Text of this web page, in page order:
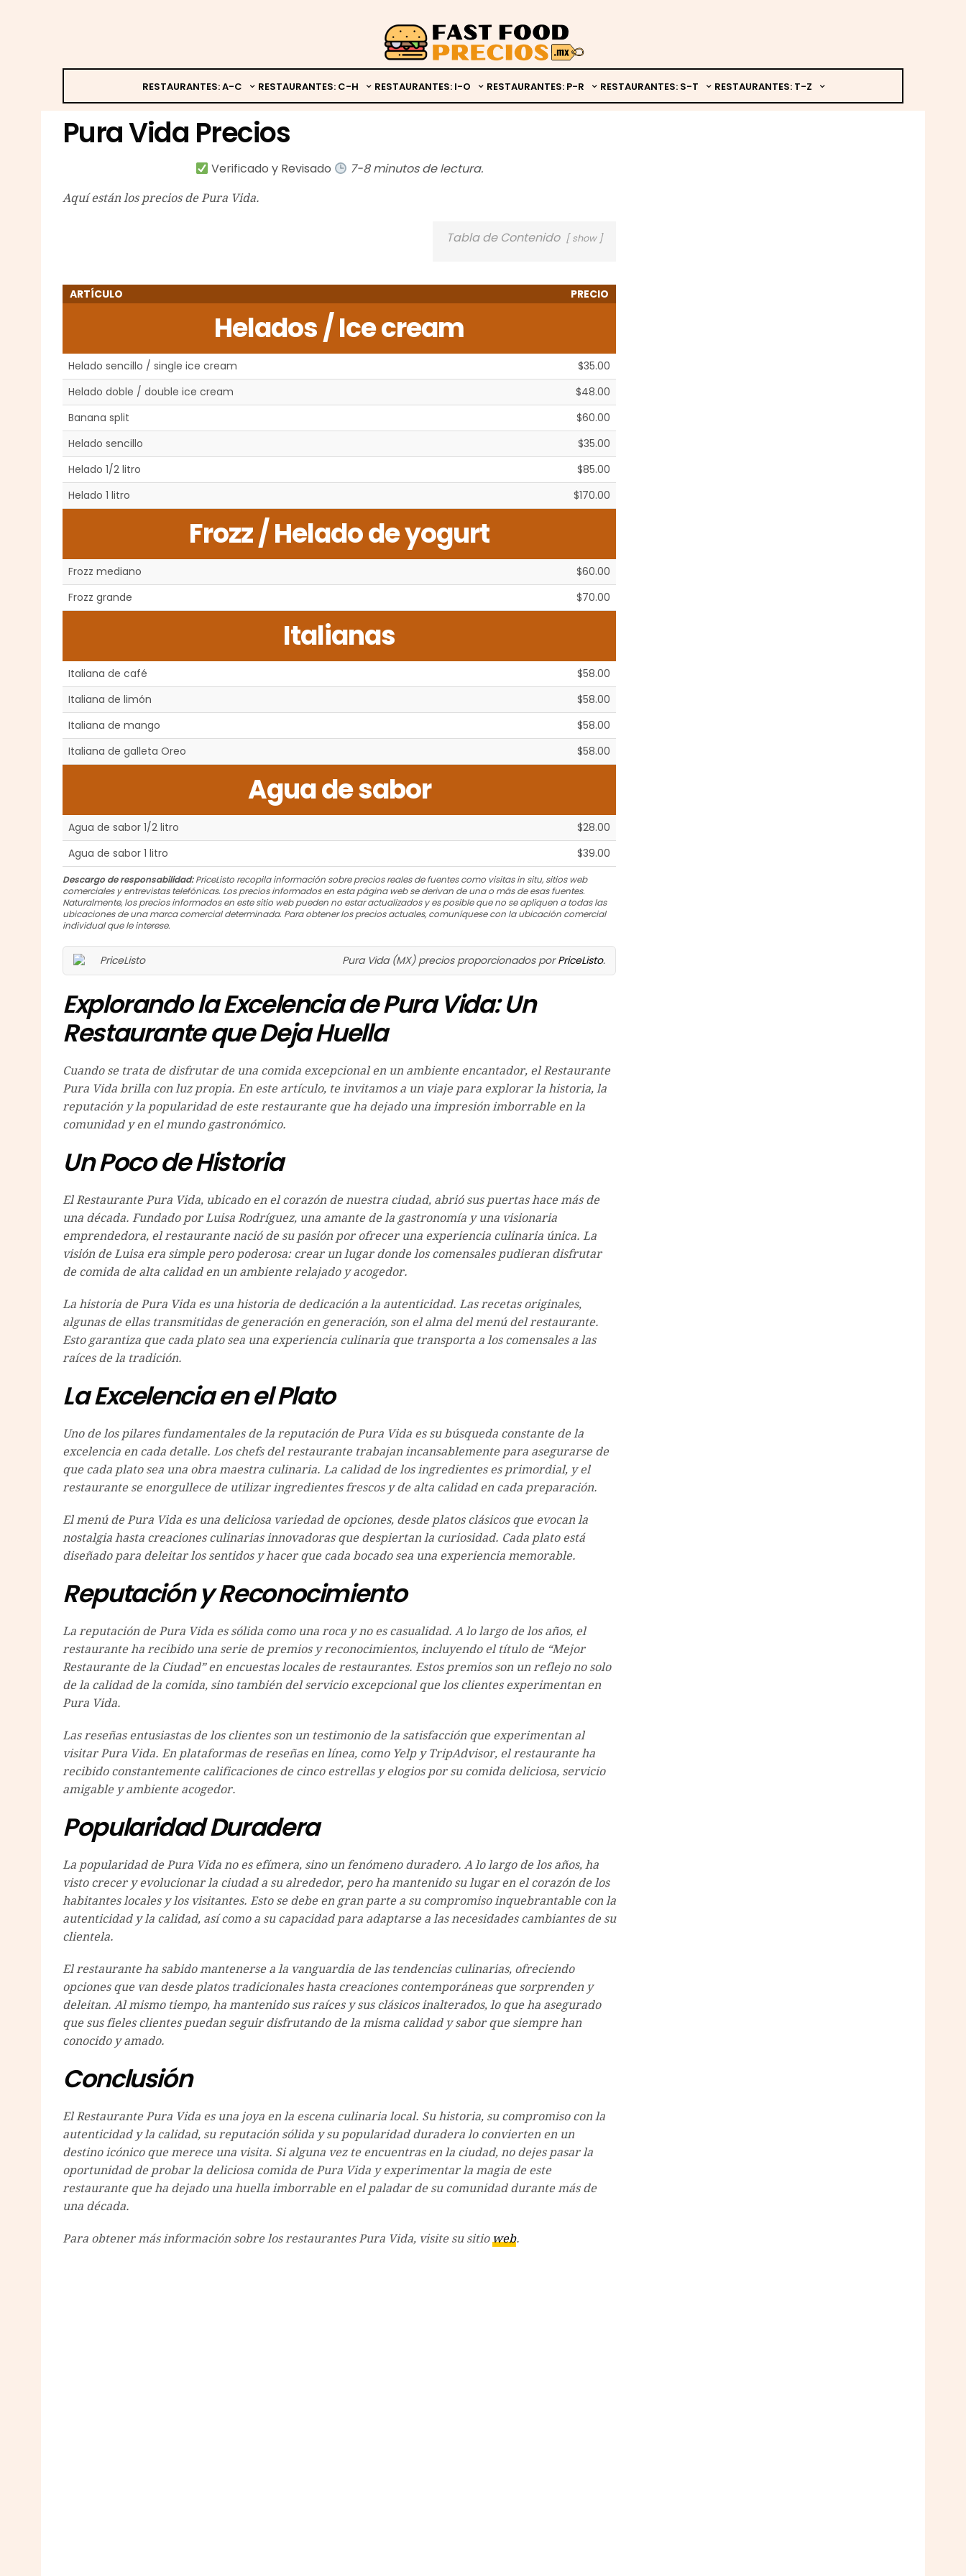
RESTAURANTES: A-C RESTAURANTES: C-H RESTAURANTES: I-O RESTAURANTES: P-R RESTAURANTES: S-T RESTAURANTES: T-Z
Pura Vida Precios
Verificado y Revisado 7-8 minutos de lectura.
Aquí están los precios de Pura Vida.
Tabla de Contenido show
ARTÍCULO PRECIO
Helados / Ice cream
Helado sencillo / single ice cream
$35.00
Helado doble / double ice cream
$48.00
Banana split
$60.00
Helado sencillo
$35.00
Helado 1/2 litro
$85.00
Helado 1 litro
$170.00
Frozz / Helado de yogurt
Frozz mediano
$60.00
Frozz grande
$70.00
Italianas
Italiana de café
$58.00
Italiana de limón
$58.00
Italiana de mango
$58.00
Italiana de galleta Oreo
$58.00
Agua de sabor
Agua de sabor 1/2 litro
$28.00
Agua de sabor 1 litro
$39.00
Descargo de responsabilidad:PriceListo recopila información sobre precios reales de fuentes como visitas in situ, sitios web
comerciales y entrevistas telefónicas. Los precios informados en esta página web se derivan de una o más de esas fuentes.
Naturalmente, los precios informados en este sitio web pueden no estar actualizados y es posible que no se apliquen a todas las
ubicaciones de una marca comercial determinada. Para obtener los precios actuales, comuníquese con la ubicación comercial
individual que le interese.
Pura Vida (MX) precios proporcionados porPriceListo.
Explorando la Excelencia de Pura Vida: Un
Restaurante que Deja Huella
Cuando se trata de disfrutar de una comida excepcional en un ambiente encantador, el Restaurante
Pura Vida brilla con luz propia. En este artículo, te invitamos a un viaje para explorar la historia, la
reputación y la popularidad de este restaurante que ha dejado una impresión imborrable en la
comunidad y en el mundo gastronómico.
Un Poco de Historia
El Restaurante Pura Vida, ubicado en el corazón de nuestra ciudad, abrió sus puertas hace más de
una década. Fundado por Luisa Rodríguez, una amante de la gastronomía y una visionaria
emprendedora, el restaurante nació de su pasión por ofrecer una experiencia culinaria única. La
visión de Luisa era simple pero poderosa: crear un lugar donde los comensales pudieran disfrutar
de comida de alta calidad en un ambiente relajado y acogedor.
La historia de Pura Vida es una historia de dedicación a la autenticidad. Las recetas originales,
algunas de ellas transmitidas de generación en generación, son el alma del menú del restaurante.
Esto garantiza que cada plato sea una experiencia culinaria que transporta a los comensales a las
raíces de la tradición.
La Excelencia en el Plato
Uno de los pilares fundamentales de la reputación de Pura Vida es su búsqueda constante de la
excelencia en cada detalle. Los chefs del restaurante trabajan incansablemente para asegurarse de
que cada plato sea una obra maestra culinaria. La calidad de los ingredientes es primordial, y el
restaurante se enorgullece de utilizar ingredientes frescos y de alta calidad en cada preparación.
El menú de Pura Vida es una deliciosa variedad de opciones, desde platos clásicos que evocan la
nostalgia hasta creaciones culinarias innovadoras que despiertan la curiosidad. Cada plato está
diseñado para deleitar los sentidos y hacer que cada bocado sea una experiencia memorable.
Reputación y Reconocimiento
La reputación de Pura Vida es sólida como una roca y no es casualidad. A lo largo de los años, el
restaurante ha recibido una serie de premios y reconocimientos, incluyendo el título de “Mejor
Restaurante de la Ciudad” en encuestas locales de restaurantes. Estos premios son un reflejo no solo
de la calidad de la comida, sino también del servicio excepcional que los clientes experimentan en
Pura Vida.
Las reseñas entusiastas de los clientes son un testimonio de la satisfacción que experimentan al
visitar Pura Vida. En plataformas de reseñas en línea, como Yelp y TripAdvisor, el restaurante ha
recibido constantemente calificaciones de cinco estrellas y elogios por su comida deliciosa, servicio
amigable y ambiente acogedor.
Popularidad Duradera
La popularidad de Pura Vida no es efímera, sino un fenómeno duradero. A lo largo de los años, ha
visto crecer y evolucionar la ciudad a su alrededor, pero ha mantenido su lugar en el corazón de los
habitantes locales y los visitantes. Esto se debe en gran parte a su compromiso inquebrantable con la
autenticidad y la calidad, así como a su capacidad para adaptarse a las necesidades cambiantes de su
clientela.
El restaurante ha sabido mantenerse a la vanguardia de las tendencias culinarias, ofreciendo
opciones que van desde platos tradicionales hasta creaciones contemporáneas que sorprenden y
deleitan. Al mismo tiempo, ha mantenido sus raíces y sus clásicos inalterados, lo que ha asegurado
que sus fieles clientes puedan seguir disfrutando de la misma calidad y sabor que siempre han
conocido y amado.
Conclusión
El Restaurante Pura Vida es una joya en la escena culinaria local. Su historia, su compromiso con la
autenticidad y la calidad, su reputación sólida y su popularidad duradera lo convierten en un
destino icónico que merece una visita. Si alguna vez te encuentras en la ciudad, no dejes pasar la
oportunidad de probar la deliciosa comida de Pura Vida y experimentar la magia de este
restaurante que ha dejado una huella imborrable en el paladar de su comunidad durante más de
una década.
Para obtener más información sobre los restaurantes Pura Vida, visite su sitioweb.